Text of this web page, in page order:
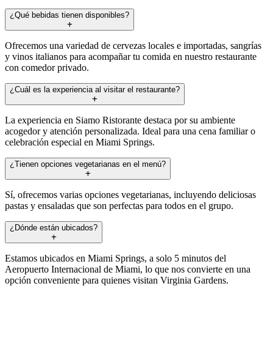
¿Qué bebidas tienen disponibles?
Ofrecemos una variedad de cervezas locales e importadas, sangrías
y vinos italianos para acompañar tu comida en nuestro restaurante
con comedor privado.
¿Cuál es la experiencia al visitar el restaurante?
La experiencia en Siamo Ristorante destaca por su ambiente
acogedor y atención personalizada. Ideal para una cena familiar o
celebración especial en Miami Springs.
¿Tienen opciones vegetarianas en el menú?
Sí, ofrecemos varias opciones vegetarianas, incluyendo deliciosas
pastas y ensaladas que son perfectas para todos en el grupo.
¿Dónde están ubicados?
Estamos ubicados en Miami Springs, a solo 5 minutos del
Aeropuerto Internacional de Miami, lo que nos convierte en una
opción conveniente para quienes visitan Virginia Gardens.